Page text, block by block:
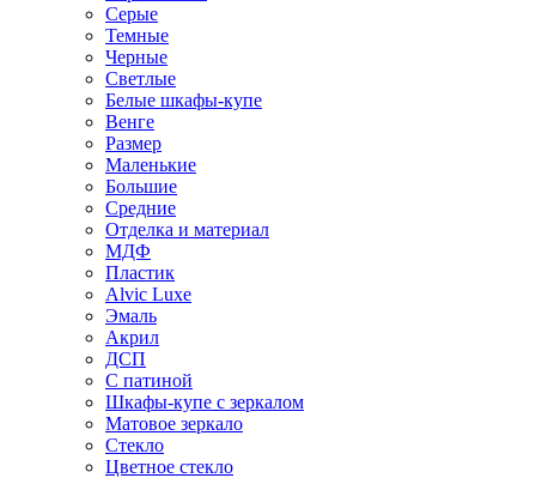
Серые
Темные
Черные
Светлые
Белые шкафы-купе
Венге
Размер
Маленькие
Большие
Средние
Отделка и материал
МДФ
Пластик
Alvic Luxe
Эмаль
Акрил
ДСП
С патиной
Шкафы-купе с зеркалом
Матовое зеркало
Стекло
Цветное стекло